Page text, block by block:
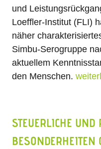
und
Loeffler-Institut (FLI)
näher
Simbu-Serogruppe
aktuellem
den Menschen.
STEUERLICHE UND
BESONDERHEITEN